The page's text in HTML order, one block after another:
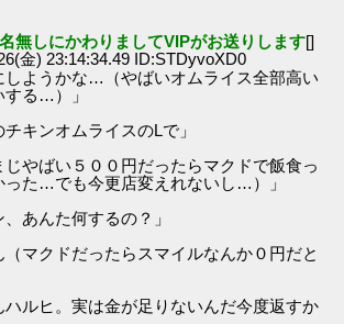
無しにかわりましてVIPがお送りします[]
金) 23:14:34.49 ID:STDyvoXD0
しようかな…（やばいオムライス全部高い
する…）」
キンオムライスのLで」
やばい５００円だったらマクドで飯食っ
った…でも今更店変えれないし…）」
あんた何するの？」
マクドだったらスマイルなんか０円だと
ハルヒ。実は金が足りないんだ今度返すか